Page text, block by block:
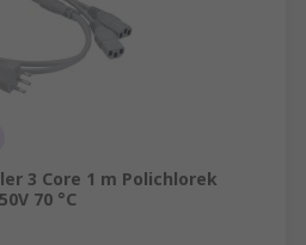
3 Core 1 m Polichlorek
70 °C